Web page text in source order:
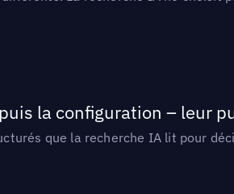
la configuration – leur
que la recherche IA lit pour